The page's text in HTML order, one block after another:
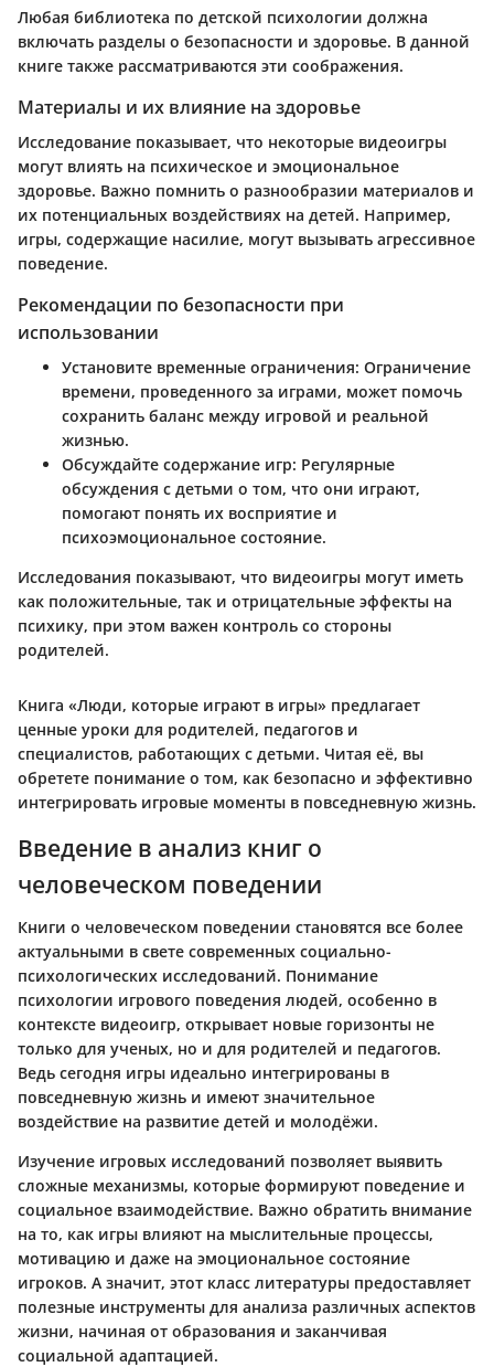
Любая библиотека по детской психологии должна
включать разделы о безопасности и здоровье. В данной
книге также рассматриваются эти соображения.
Материалы и их влияние на здоровье
Исследование показывает, что некоторые видеоигры
могут влиять на психическое и эмоциональное
здоровье. Важно помнить о разнообразии материалов и
их потенциальных воздействиях на детей. Например,
игры, содержащие насилие, могут вызывать агрессивное
поведение.
Рекомендации по безопасности при
использовании
Установите временные ограничения: Ограничение
времени, проведенного за играми, может помочь
сохранить баланс между игровой и реальной
жизнью.
Обсуждайте содержание игр: Регулярные
обсуждения с детьми о том, что они играют,
помогают понять их восприятие и
психоэмоциональное состояние.
Исследования показывают, что видеоигры могут иметь
как положительные, так и отрицательные эффекты на
психику, при этом важен контроль со стороны
родителей.
Книга «Люди, которые играют в игры» предлагает
ценные уроки для родителей, педагогов и
специалистов, работающих с детьми. Читая её, вы
обретете понимание о том, как безопасно и эффективно
интегрировать игровые моменты в повседневную жизнь.
Введение в анализ книг о
человеческом поведении
Книги о человеческом поведении становятся все более
актуальными в свете современных социально-
психологических исследований. Понимание
психологии игрового поведения людей, особенно в
контексте видеоигр, открывает новые горизонты не
только для ученых, но и для родителей и педагогов.
Ведь сегодня игры идеально интегрированы в
повседневную жизнь и имеют значительное
воздействие на развитие детей и молодёжи.
Изучение игровых исследований позволяет выявить
сложные механизмы, которые формируют поведение и
социальное взаимодействие. Важно обратить внимание
на то, как игры влияют на мыслительные процессы,
мотивацию и даже на эмоциональное состояние
игроков. А значит, этот класс литературы предоставляет
полезные инструменты для анализа различных аспектов
жизни, начиная от образования и заканчивая
социальной адаптацией.